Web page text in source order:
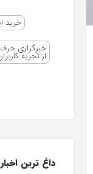
خرید
خبرگزاری
از تجربه
داغ ترین